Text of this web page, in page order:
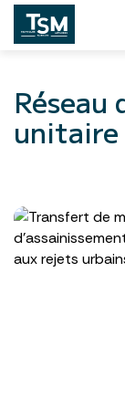
Réseau
unitaire